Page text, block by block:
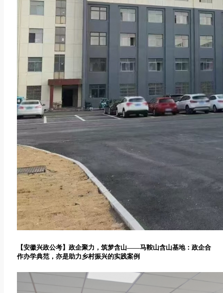
【安徽兴政公考】政企聚力，筑梦含山——马鞍山含山基地：政企合
作办学典范，亦是助力乡村振兴的实践案例